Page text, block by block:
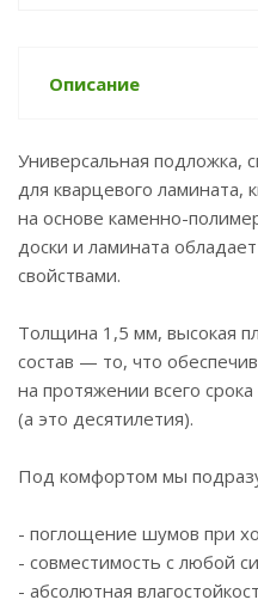
Описание
Универсальная подложка,
для кварцевого ламината,
на основе каменно-
доски и ламината
свойствами.
Толщина 1,5 мм, высокая
состав — то, что
на протяжении всего
(а это десятилетия).
Под комфортом мы
- поглощение шумов при
- совместимость с любой
- абсолютная